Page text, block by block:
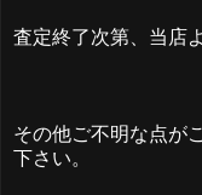
査定終了次第、当店
その他ご不明な点が
下さい。